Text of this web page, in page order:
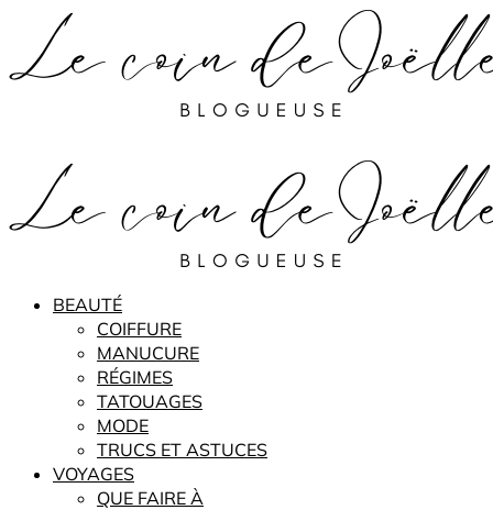
BEAUTÉ
COIFFURE
MANUCURE
RÉGIMES
TATOUAGES
MODE
TRUCS ET ASTUCES
VOYAGES
QUE FAIRE À